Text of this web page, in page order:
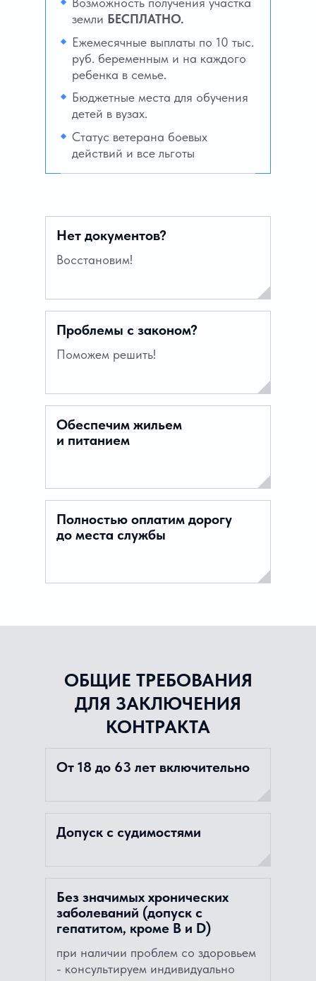
земли БЕСПЛАТНО.
Ежемесячные выплаты по 10 тыс.
руб. беременным и на каждого
ребенка в семье.
Бюджетные места для обучения
детей в вузах.
Статус ветерана боевых
действий и все льготы
Нет документов?
Проблемы с законом?
Обеспечим жильем
и питанием
Полностью оплатим дорогу
до места службы
Восстановим!
Поможем решить!
ОБЩИЕ ТРЕБОВАНИЯ
ДЛЯ ЗАКЛЮЧЕНИЯ
КОНТРАКТА
От 18 до 63 лет включительно
Без значимых хронических
заболеваний (допуск с
гепатитом, кроме В и D)
Допуск с судимостями
при наличии проблем со здоровьем
- консультируем индивидуально